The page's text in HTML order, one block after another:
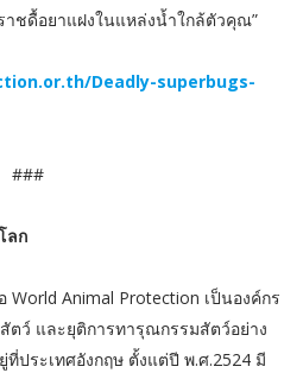
าชดื้อยาแฝงในแหล่งน้ำใกล้ตัวคุณ”
Deadly-superbugs-
ลก
Animal Protection เป็นองค์กร
ตว์ และยุติการทารุณกรรมสัตว์อย่าง
ประเทศอังกฤษ ตั้งแต่ปี พ.ศ.2524 มี